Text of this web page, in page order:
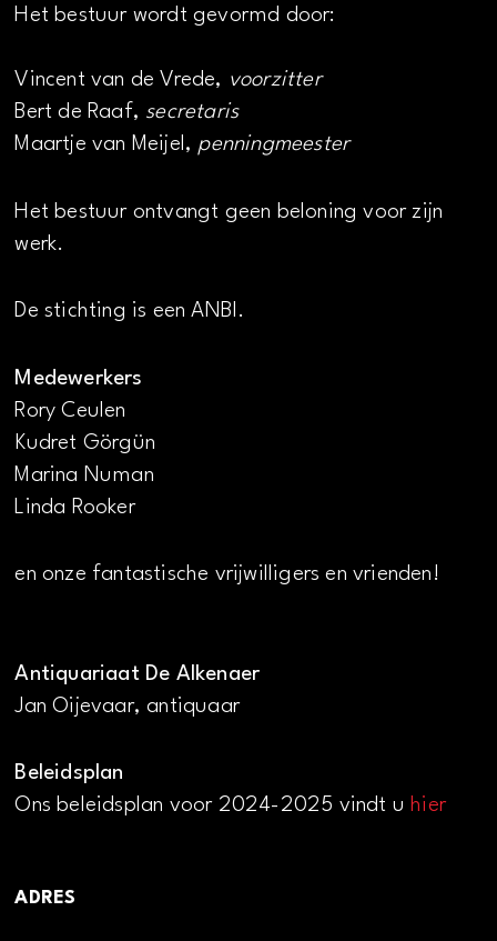
Het bestuur wordt gevormd door:
Vincent van de Vrede, voorzitter
Bert de Raaf, secretaris
Maartje van Meijel, penningmeester
Het bestuur ontvangt geen beloning voor zijn
werk.
De stichting is een ANBI.
Medewerkers
Rory Ceulen
Kudret Görgün
Marina Numan
Linda Rooker
en onze fantastische vrijwilligers en vrienden!
Antiquariaat De Alkenaer
Jan Oijevaar, antiquaar
Beleidsplan
Ons beleidsplan voor 2024-2025 vindt uhier
ADRES